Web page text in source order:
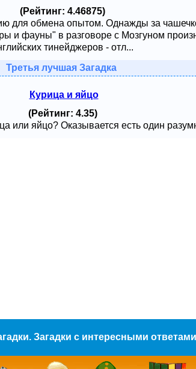
(Рейтинг: 4.46875)
для обмена опытом. Однажды за
и фауны" в разговоре с Мозгуном
тинейджеров - отл...
Третья лучшая Загадка
Курица и яйцо
(Рейтинг: 4.35)
или яйцо? Оказывается есть один
Загадки с интересными ответами